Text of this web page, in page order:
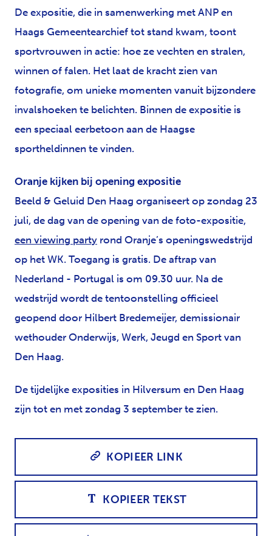
De expositie, die in samenwerking met ANP en
Haags Gemeentearchief tot stand kwam, toont
sportvrouwen in actie: hoe ze vechten en stralen,
winnen of falen. Het laat de kracht zien van
fotografie, om unieke momenten vanuit bijzondere
invalshoeken te belichten. Binnen de expositie is
een speciaal eerbetoon aan de Haagse
sportheldinnen te vinden.
Oranje kijken bij opening expositie
Beeld & Geluid Den Haag organiseert op zondag 23
juli, de dag van de opening van de foto-expositie,
een viewing party rond Oranje’s openingswedstrijd
op het WK. Toegang is gratis. De aftrap van
Nederland - Portugal is om 09.30 uur. Na de
wedstrijd wordt de tentoonstelling officieel
geopend door Hilbert Bredemeijer, demissionair
wethouder Onderwijs, Werk, Jeugd en Sport van
Den Haag.
De tijdelijke exposities in Hilversum en Den Haag
zijn tot en met zondag 3 september te zien.
KOPIEER LINK
KOPIEER TEKST